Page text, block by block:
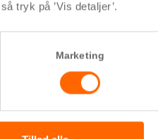
tryk på ’Vis detaljer’.
Marketing